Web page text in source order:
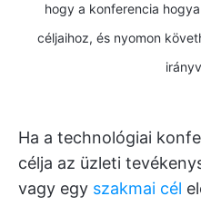
hogy a konferencia
céljaihoz, és nyomon
Ha a technológiai
célja az üzleti
vagy egy szakmai cél